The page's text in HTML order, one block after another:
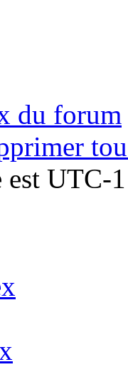
du forum
est UTC-